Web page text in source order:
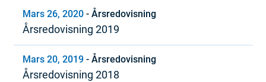
Mars 26, 2020 -Årsredovisning
Årsredovisning 2019
Mars 20, 2019 -Årsredovisning
Årsredovisning 2018